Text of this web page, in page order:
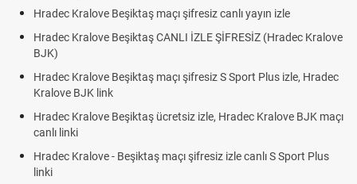
Hradec Kralove Beşiktaş maçı şifresiz canlı yayın izle
Hradec Kralove Beşiktaş CANLI İZLE ŞİFRESİZ (Hradec Kralove
BJK)
Hradec Kralove Beşiktaş maçı şifresiz S Sport Plus izle, Hradec
Kralove BJK link
Hradec Kralove Beşiktaş ücretsiz izle, Hradec Kralove BJK maçı
canlı linki
Hradec Kralove - Beşiktaş maçı şifresiz izle canlı S Sport Plus
linki